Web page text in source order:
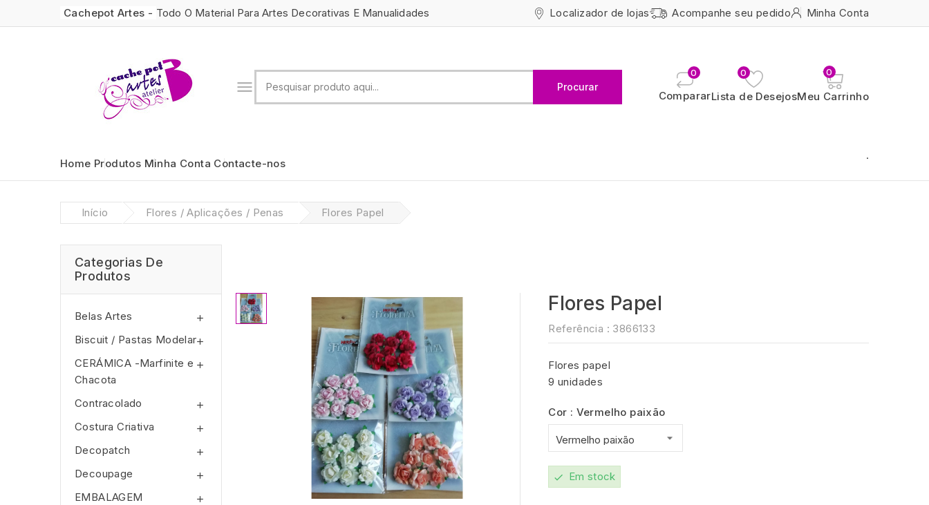
Cachepot Artes - Todo O Material Para Artes Decorativas E Manualidades Localizador de lojas Acompanhe seu pedido Minha Conta
 Procurar
Comparar
0
Lista de Desejos
0 0
Meu Carrinho
Home Produtos Minha Conta Contacte-nos
.
Início Flores / Aplicações / Penas Flores Papel
Categorias De
Produtos
Belas Artes 
Biscuit / Pastas Modelar
CERÁMICA -Marfinite e
Chacota

Contracolado 
Costura Criativa 
Decopatch 
Decoupage 
EMBALAGEM 
Flores Papel
Referência : 3866133
Flores papel
9 unidades
Cor : Vermelho paixão
check Em stock